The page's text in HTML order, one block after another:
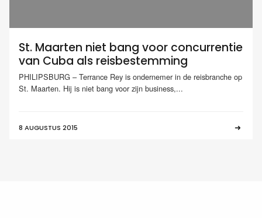
St. Maarten niet bang voor concurrentie
van Cuba als reisbestemming
PHILIPSBURG – Terrance Rey is ondernemer in de reisbranche op
St. Maarten. Hij is niet bang voor zijn business,...
8 AUGUSTUS 2015